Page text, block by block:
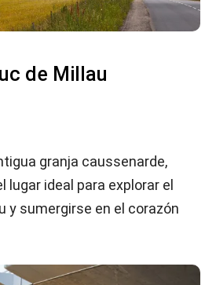
de Millau
granja caussenarde,
lugar ideal para explorar el
y sumergirse en el corazón